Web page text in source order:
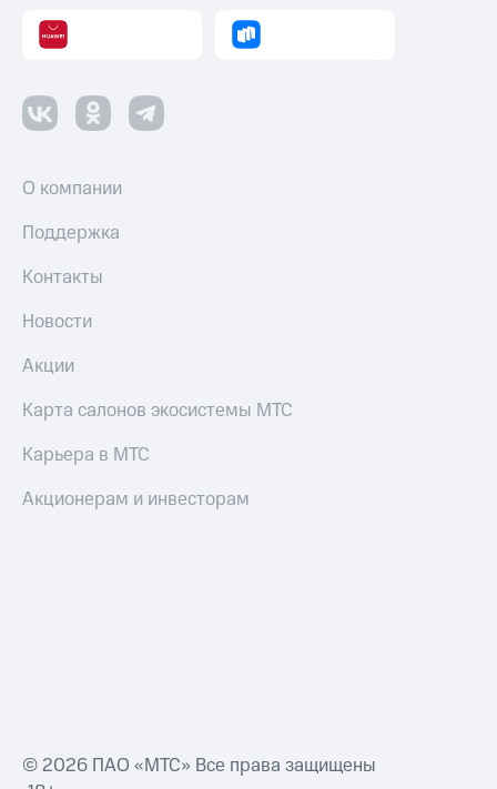
О компании
Поддержка
Контакты
Новости
Акции
Карта салонов экосистемы МТС
Карьера в МТС
Акционерам и инвесторам
© 2026 ПАО «МТС» Все права защищены